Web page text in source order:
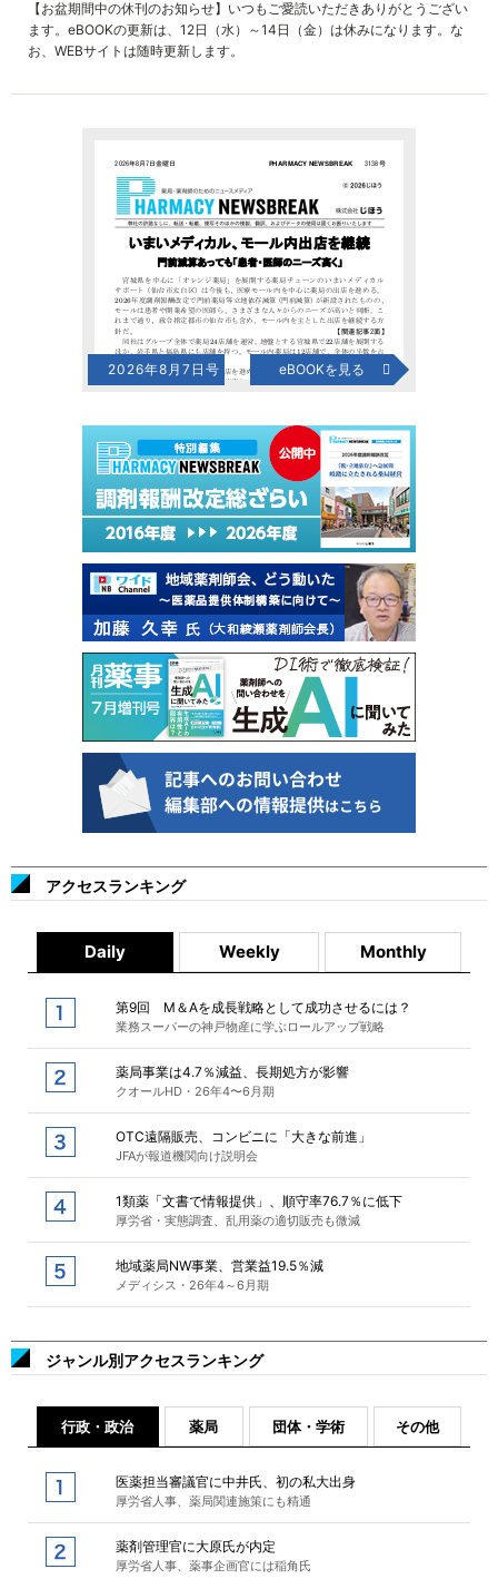
【お盆期間中の休刊のお知らせ】いつもご愛読いただきありがとうござい
ます。eBOOKの更新は、12日（水）～14日（金）は休みになります。な
お、WEBサイトは随時更新します。
2026年8月7日号 eBOOKを見る
アクセスランキング
Daily Weekly Monthly
第9回 M＆Aを成長戦略として成功させるには？
業務スーパーの神戸物産に学ぶロールアップ戦略
薬局事業は4.7％減益、長期処方が影響
クオールHD・26年4〜6月期
OTC遠隔販売、コンビニに「大きな前進」
JFAが報道機関向け説明会
1類薬「文書で情報提供」、順守率76.7％に低下
厚労省・実態調査、乱用薬の適切販売も微減
地域薬局NW事業、営業益19.5％減
メディシス・26年4～6月期
ジャンル別アクセスランキング
行政・政治 薬局 団体・学術 その他
医薬担当審議官に中井氏、初の私大出身
厚労省人事、薬局関連施策にも精通
薬剤管理官に大原氏が内定
厚労省人事、薬事企画官には稲角氏